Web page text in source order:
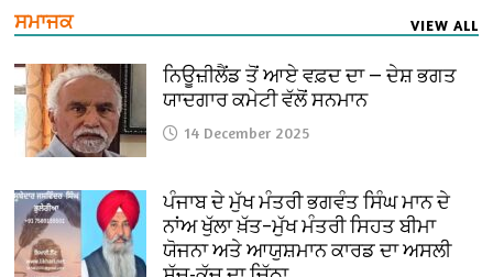
ਸਮਾਜਕ VIEW ALL
ਨਿਊਜ਼ੀਲੈਂਡ ਤੋਂ ਆਏ ਵਫ਼ਦ ਦਾ — ਦੇਸ਼ ਭਗਤ
ਯਾਦਗਾਰ ਕਮੇਟੀ ਵੱਲੋਂ ਸਨਮਾਨ
14 December 2025
ਪੰਜਾਬ ਦੇ ਮੁੱਖ ਮੰਤਰੀ ਭਗਵੰਤ ਸਿੰਘ ਮਾਨ ਦੇ
ਨਾਂਅ ਖੁੱਲਾ ਖ਼ੱਤ–ਮੁੱਖ ਮੰਤਰੀ ਸਿਹਤ ਬੀਮਾ
ਯੋਜਨਾ ਅਤੇ ਆਯੁਸ਼ਮਾਨ ਕਾਰਡ ਦਾ ਅਸਲੀ